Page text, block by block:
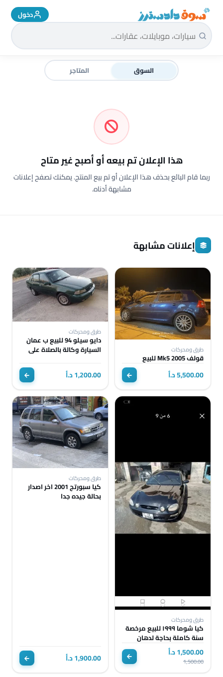
سوق دادسترز الرئيسية دخول
السوق المتاجر
هذا الإعلان تم بيعه أو أصبح غير متاح
ربما قام البائع بحذف هذا الإعلان أو تم بيع المنتج. يمكنك تصفح إعلانات
مشابهة أدناه.
إعلانات مشابهة
طرق ومحركات
قولف Mk5 2005 للبيع
5,500.00 د.أ
طرق ومحركات
دايو سيلو 94 للبيع ب عمان
السيارة وكالة بالصلاة على
1,200.00 د.أ
طرق ومحركات
كيا شوما ١٩٩٩ للبيع مرخصة
سنة كاملة بحاجة لدهان
1,500.00 د.أ
1,500.00
طرق ومحركات
كيا سبورتج 2001 اخر اصدار
بحالة جيده جدا
1,900.00 د.أ